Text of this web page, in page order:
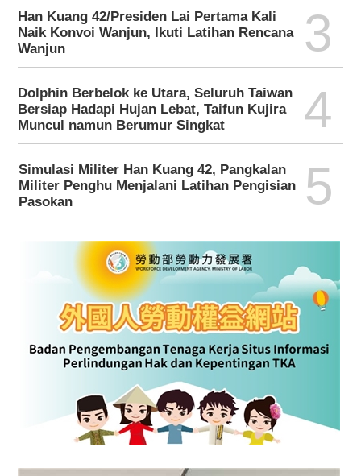
Han Kuang 42/Presiden Lai Pertama Kali
Naik Konvoi Wanjun, Ikuti Latihan Rencana
Wanjun
3
Dolphin Berbelok ke Utara, Seluruh Taiwan
Bersiap Hadapi Hujan Lebat, Taifun Kujira
Muncul namun Berumur Singkat
4
Simulasi Militer Han Kuang 42, Pangkalan
Militer Penghu Menjalani Latihan Pengisian
Pasokan
5